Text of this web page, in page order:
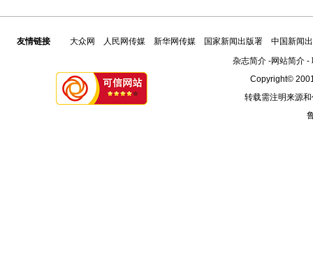
友情链接 大众网 人民网传媒 新华网传媒 国家新闻出版署
中国新闻
杂志简介-网站简介-
Copyright©
转载需注明来源